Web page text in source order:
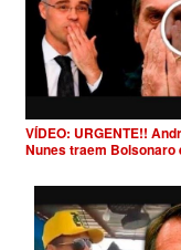
VÍDEO: URGENTE!!
Nunes traem Bolsonaro